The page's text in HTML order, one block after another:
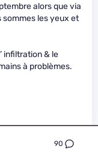
90
alors que via
sommes les yeux et
infiltration & le
à problèmes.